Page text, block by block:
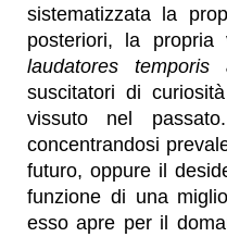
sistematizzata la
posteriori, la
laudatores temporis
suscitatori di
vissuto nel
concentrandosi
futuro, oppure il
funzione di una
esso apre per il